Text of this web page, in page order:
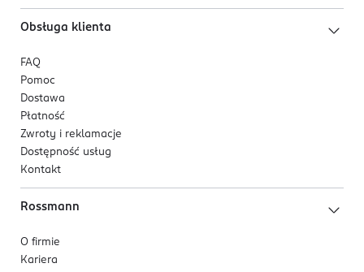
Obsługa klienta
FAQ
Pomoc
Dostawa
Płatność
Zwroty i reklamacje
Dostępność usług
Kontakt
Rossmann
O firmie
Kariera